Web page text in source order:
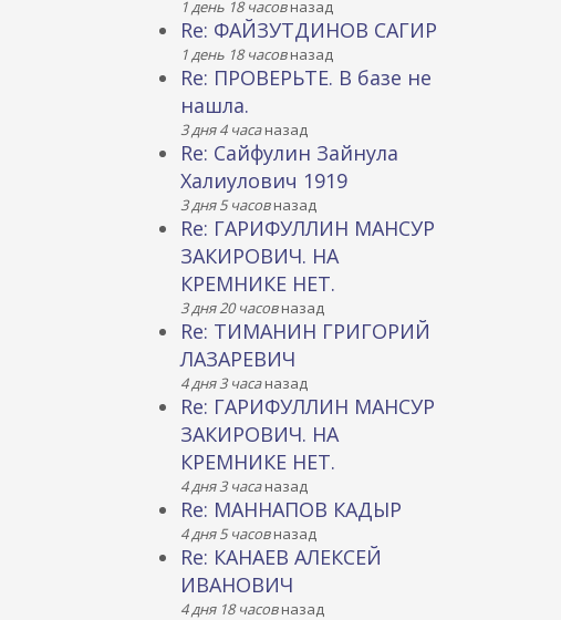
1 день 18 часовназад
Re: ФАЙЗУТДИНОВ САГИР
1 день 18 часовназад
Re: ПРОВЕРЬТЕ. В базе не
нашла.
3 дня 4 часаназад
Re: Сайфулин Зайнула
Халиулович 1919
3 дня 5 часовназад
Re: ГАРИФУЛЛИН МАНСУР
ЗАКИРОВИЧ. НА
КРЕМНИКЕ НЕТ.
3 дня 20 часовназад
Re: ТИМАНИН ГРИГОРИЙ
ЛАЗАРЕВИЧ
4 дня 3 часаназад
Re: ГАРИФУЛЛИН МАНСУР
ЗАКИРОВИЧ. НА
КРЕМНИКЕ НЕТ.
4 дня 3 часаназад
Re: МАННАПОВ КАДЫР
4 дня 5 часовназад
Re: КАНАЕВ АЛЕКСЕЙ
ИВАНОВИЧ
4 дня 18 часовназад